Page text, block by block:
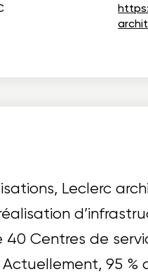
Leclerc
Centres de
95 %